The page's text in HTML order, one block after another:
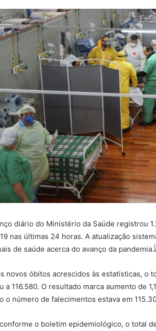
diário do Ministério da Saúde registrou
nas últimas 24 horas. A atualização
de saúde acerca do avanço da pandemia.
novos óbitos acrescidos às estatísticas, o
a 116.580. O resultado marca aumento de
o número de falecimentos estava em
o boletim epidemiológico, o total